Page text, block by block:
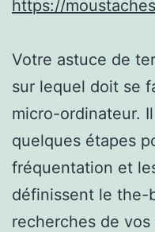
https://
Votre astuce de
sur lequel doit se
micro-ordinateur.
quelques étapes
fréquentation et
définissent le the-
recherches de